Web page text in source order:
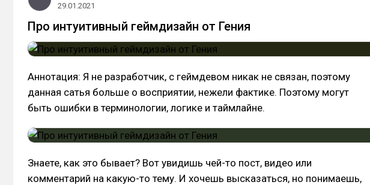
29.01.2021
Про интуитивный геймдизайн от Гения
Аннотация: Я не разработчик, с геймдевом никак не связан, поэтому
данная сатья больше о восприятии, нежели фактике. Поэтому могут
быть ошибки в терминологии, логике и таймлайне.
Знаете, как это бывает? Вот увидишь чей-то пост, видео или
комментарий на какую-то тему. И хочешь высказаться, но понимаешь,